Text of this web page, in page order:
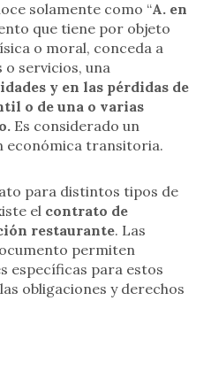
solamente como “A. en
que tiene por objeto
o moral, conceda a
o servicios, una
y en las pérdidas de
o de una o varias
Es considerado un
económica transitoria.
para distintos tipos de
el contrato de
restaurante. Las
permiten
específicas para estos
obligaciones y derechos